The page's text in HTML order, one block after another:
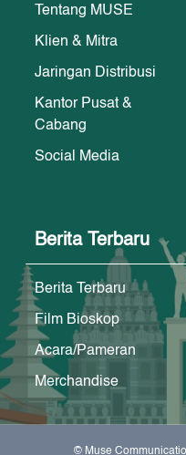
Tentang MUSE
Klien & Mitra
Jaringan Distribusi
Kantor Pusat &
Cabang
Social Media
Berita Terbaru
Berita Terbaru
Film Bioskop
Acara/Pameran
Merchandise
© Muse